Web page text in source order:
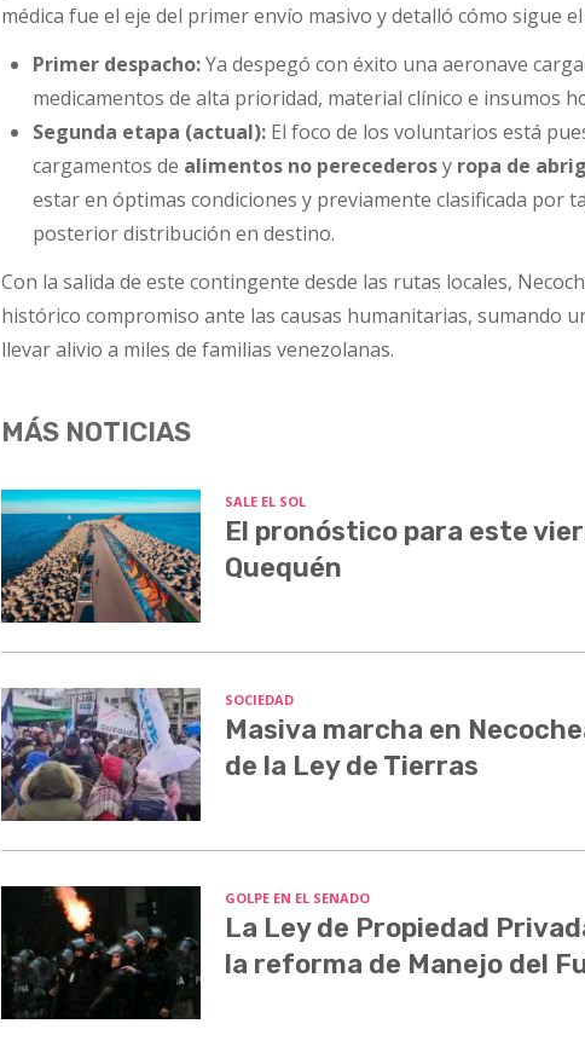
médica fue el eje del primer envío masivo y detalló cómo sigue
Primer despacho:Ya despegó con éxito una aeronave
medicamentos de alta prioridad, material clínico e insumos
Segunda etapa (actual):El foco de los voluntarios está
cargamentos de alimentos no perecederosy ropa de
estar en óptimas condiciones y previamente clasificada por
posterior distribución en destino.
Con la salida de este contingente desde las rutas locales,
histórico compromiso ante las causas humanitarias, sumando
llevar alivio a miles de familias venezolanas.
MÁS NOTICIAS
SALE EL SOL
El pronóstico para este
Quequén
SOCIEDAD
Masiva marcha en
de la Ley de Tierras
GOLPE EN EL SENADO
La Ley de Propiedad
la reforma de Manejo del